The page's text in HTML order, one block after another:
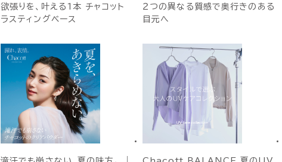
欲張りを、叶える1本 チャコット
ラスティングベース
２つの異なる質感で奥行きのある
目元へ